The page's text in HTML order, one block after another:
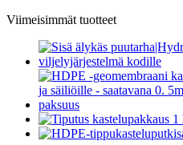
Viimeisimmät tuotteet